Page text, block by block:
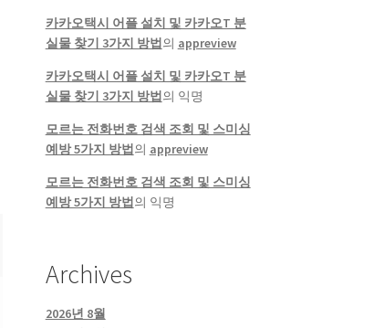
카카오택시 어플 설치 및 카카오T 분
실물 찾기 3가지 방법 의 appreview
카카오택시 어플 설치 및 카카오T 분
실물 찾기 3가지 방법 의 익명
모르는 전화번호 검색 조회 및 스미싱
예방 5가지 방법 의 appreview
모르는 전화번호 검색 조회 및 스미싱
예방 5가지 방법 의 익명
Archives
2026년 8월